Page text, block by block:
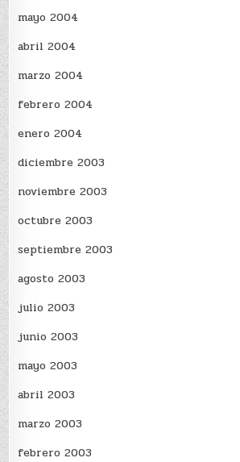
mayo 2004
abril 2004
marzo 2004
febrero 2004
enero 2004
diciembre 2003
noviembre 2003
octubre 2003
septiembre 2003
agosto 2003
julio 2003
junio 2003
mayo 2003
abril 2003
marzo 2003
febrero 2003